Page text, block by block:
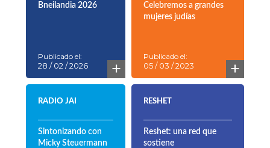
Bneilandia 2026
Publicado el:
28 / 02 / 2026 +
Celebremos a grandes
mujeres judías
Publicado el:
05 / 03 / 2023 +
RADIO JAI
Sintonizando con
Micky Steuermann
RESHET
Reshet: una red que
sostiene